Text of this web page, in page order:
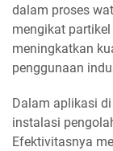
dalam proses
mengikat
meningkatkan
penggunaan
Dalam aplikasi
instalasi
Efektivitasnya